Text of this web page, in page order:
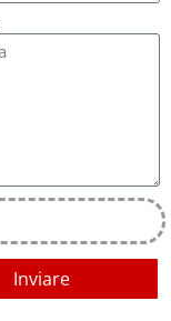
Inviare